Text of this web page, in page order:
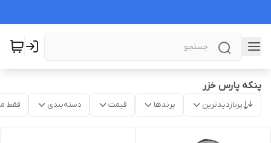
پنکه پارس خزر
پربازدیدترین برندها قیمت دسته‌بندی فقط